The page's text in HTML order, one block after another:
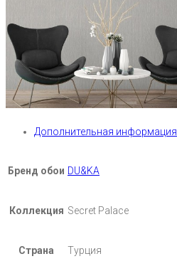
Дополнительная информация
Бренд обои DU&KA
Коллекция Secret Palace
Страна Турция